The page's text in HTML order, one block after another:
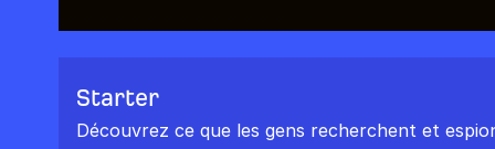
Starter
Découvrez ce que les gens recherchent et